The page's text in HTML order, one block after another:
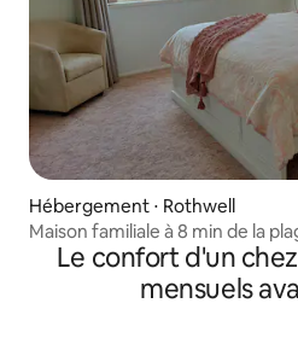
Hébergement ⋅ Rothwell
Maison familiale à 8 min de la
Le confort d'un
mensuels